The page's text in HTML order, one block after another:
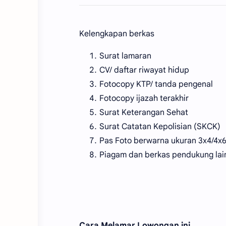
Kelengkapan berkas
Surat lamaran
CV/ daftar riwayat hidup
Fotocopy KTP/ tanda pengenal
Fotocopy ijazah terakhir
Surat Keterangan Sehat
Surat Catatan Kepolisian (SKCK)
Pas Foto berwarna ukuran 3x4/4x6
Piagam dan berkas pendukung